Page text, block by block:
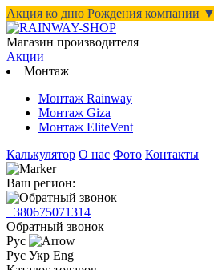
Акция ко дню Рождения компании ▼
Магазин производителя
Акции
Монтаж
Монтаж Rainway
Монтаж Giza
Монтаж EliteVent
Калькулятор О нас Фото Контакты
Ваш регион:
+380675071314
Обратный звонок
Рус
Рус Укр Eng